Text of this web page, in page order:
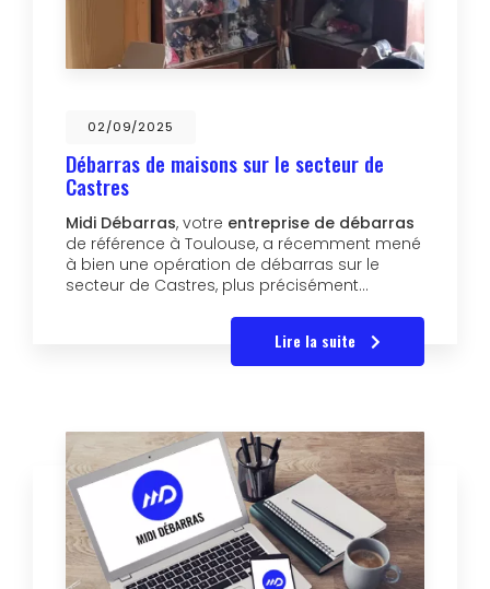
02/09/2025
Débarras de maisons sur le secteur de
Castres
Midi Débarras, votre entreprise de débarras
de référence à Toulouse, a récemment mené
à bien une opération de débarras sur le
secteur de Castres, plus précisément…
Lire la suite